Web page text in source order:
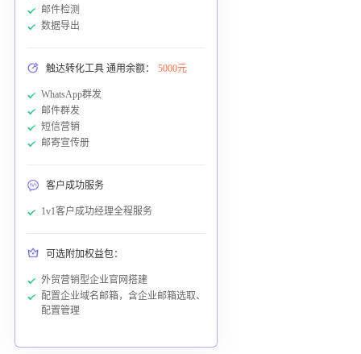
邮件检测
数据导出
触达转化工具 通用余额： 5000元
WhatsApp群发
邮件群发
短信营销
邮寄宣传册
客户成功服务
1v1客户成功经理全程服务
可选附加权益包：
外贸营销型企业官网搭建
配置企业域名邮箱，含企业邮箱选取、
配置管理